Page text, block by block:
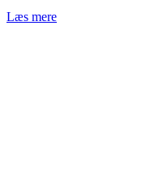
Læs mere